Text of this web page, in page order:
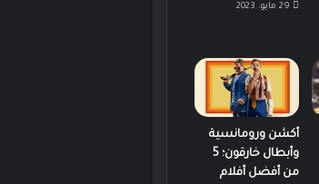
29 مايو، 2023
أكشن ورومانسية
وأبطال خارقون؛ 5
من أفضل أفلام